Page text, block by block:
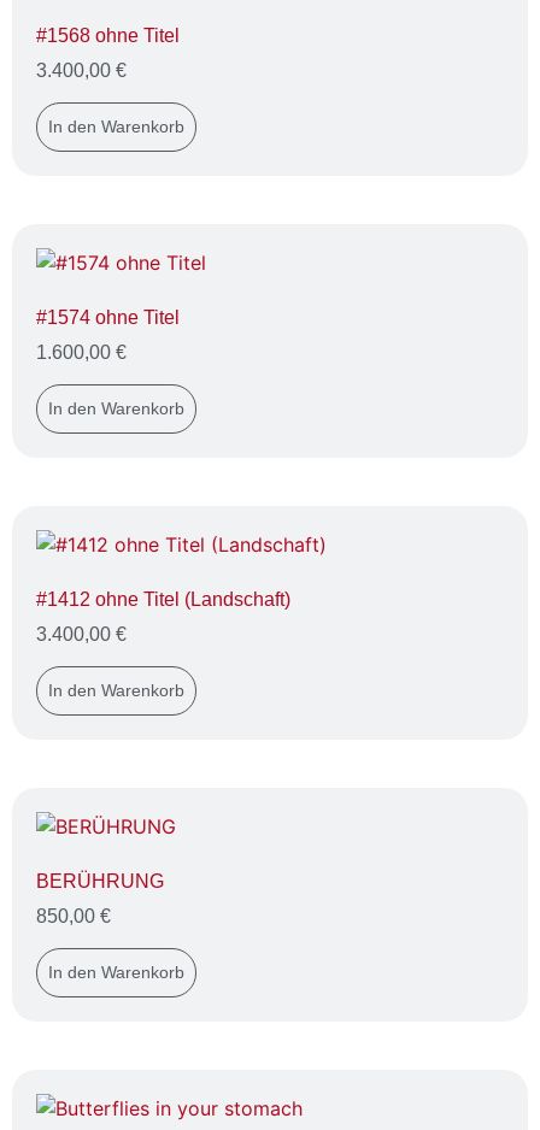
#1568 ohne Titel
3.400,00 €
In den Warenkorb
#1574 ohne Titel
1.600,00 €
In den Warenkorb
#1412 ohne Titel (Landschaft)
3.400,00 €
In den Warenkorb
BERÜHRUNG
850,00 €
In den Warenkorb